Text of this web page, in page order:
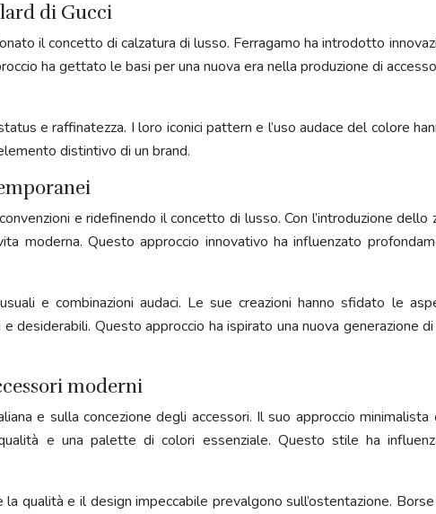
di Gucci
il concetto di calzatura di lusso. Ferragamo ha introdotto
ha gettato le basi per una nuova era nella produzione di
e raffinatezza. I loro iconici pattern e l’uso audace del colore
distintivo di un brand.
e ridefinendo il concetto di lusso. Con l’introduzione
moderna. Questo approccio innovativo ha influenzato
e combinazioni audaci. Le sue creazioni hanno sfidato le
Questo approccio ha ispirato una nuova generazione
moderni
e sulla concezione degli accessori. Il suo approccio
e una palette di colori essenziale. Questo stile ha
qualità e il design impeccabile prevalgono sull’ostentazione.